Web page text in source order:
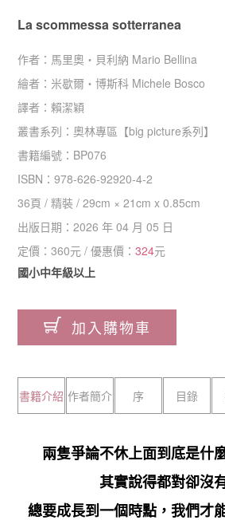
La scommessa sotterranea
作者： 馬里奧‧貝利納 Mario Bellina
繪者： 米歇爾‧博斯科 Michele Bosco
譯者：賴潔穎
叢書系列：奧林專區 【big picture系列】
書籍編號： BP076
ISBN：978-626-92920-4-2
36頁 /精裝 /29cm × 21cm x 0.85cm
出版日期：2026 年 04 月 05 日
定價：360元 / 優惠價：324元
國小中年級以上
加入購物車
書籍介紹 作者簡介 序 目錄
兩隻爭論不休上面到底是什
其實說得都對卻沒
總要成長到一個時點，我們才